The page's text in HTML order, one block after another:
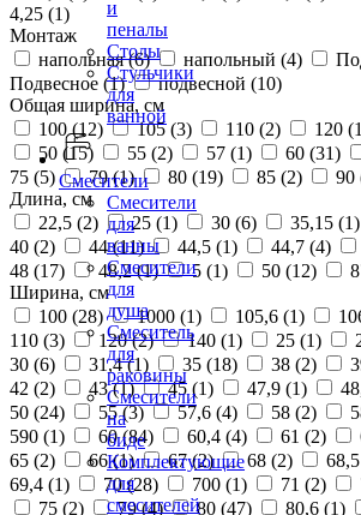
и
пеналы
Столы
Стульчики
для
ванной
Смесители
Смесители
для
ванны
Смесители
для
душа
Смеситель
для
раковины
Смесители
на
биде
Комплектующие
для
смесителей
4,25 (1)
Монтаж
напольная (6) напольный (4)
Подвесное (1) подвесной (10)
Общая ширина, см
100 (12) 105 (3) 110 (2) 120 (1
50 (15) 55 (2) 57 (1) 60 (31)
75 (5) 79 (1) 80 (19) 85 (2) 90
Длина, см
22,5 (2) 25 (1) 30 (6) 35,15 (1)
40 (2) 44 (11) 44,5 (1) 44,7 (4)
48 (17) 48,2 (1) 5 (1) 50 (12)
Ширина, см
100 (28) 1000 (1) 105,6 (1)
110 (3) 120 (2) 140 (1) 25 (1)
30 (6) 31,4 (1) 35 (18) 38 (2)
42 (2) 43 (1) 45 (1) 47,9 (1)
50 (24) 55 (3) 57,6 (4) 58 (2)
590 (1) 60 (84) 60,4 (4) 61 (2)
65 (2) 66 (1) 67 (2) 68 (2)
69,4 (1) 70 (28) 700 (1) 71 (2)
75 (2) 79 (4) 80 (47) 80,6 (1)